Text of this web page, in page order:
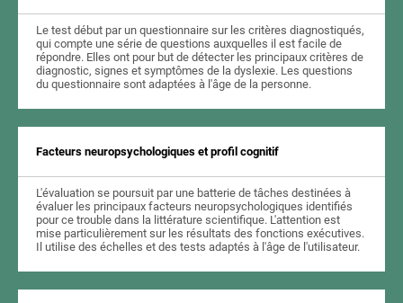
Le test début par un questionnaire sur les critères diagnostiqués,
qui compte une série de questions auxquelles il est facile de
répondre. Elles ont pour but de détecter les principaux critères de
diagnostic, signes et symptômes de la dyslexie. Les questions
du questionnaire sont adaptées à l'âge de la personne.
Facteurs neuropsychologiques et profil cognitif
L'évaluation se poursuit par une batterie de tâches destinées à
évaluer les principaux facteurs neuropsychologiques identifiés
pour ce trouble dans la littérature scientifique. L'attention est
mise particulièrement sur les résultats des fonctions exécutives.
Il utilise des échelles et des tests adaptés à l'âge de l'utilisateur.